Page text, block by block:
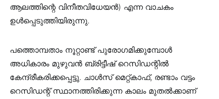
ആലത്തിന്റെ വിനീതവിധേയൻ) എന്ന വാചകം
ഉൾപ്പെടുത്തിയിരുന്നു.
പത്തൊമ്പതാം നൂറ്റാണ്ട് പുരോഗമിക്കുമ്പോൾ
അധികാരം മുഴുവൻ ബ്രിട്ടീഷ് റെസിഡന്റിൽ
കേന്ദ്രീകരിക്കപ്പെട്ടു. ചാൾസ് മെറ്റ്കാഫ്, രണ്ടാം വട്ടം
റെസിഡന്റ് സ്ഥാനത്തിരിക്കുന്ന കാലം മുതൽക്കാണ്